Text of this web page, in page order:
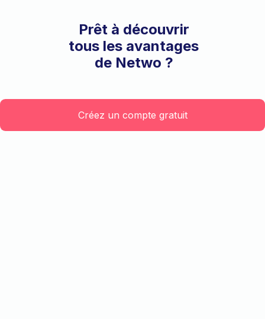
Prêt à découvrir
tous les avantages
de Netwo ?
Créez un compte gratuit